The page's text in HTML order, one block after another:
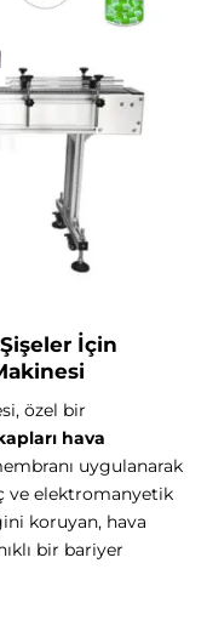
İçin
özel bir
hava
uygulanarak
ve elektromanyetik
koruyan, hava
bir bariyer